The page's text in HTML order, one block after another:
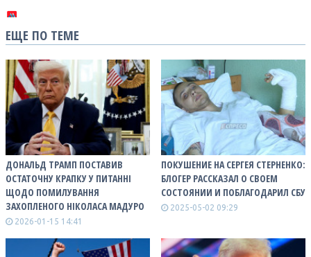
ЕЩЕ ПО ТЕМЕ
ДОНАЛЬД ТРАМП ПОСТАВИВ
ОСТАТОЧНУ КРАПКУ У ПИТАННІ
ЩОДО ПОМИЛУВАННЯ
ЗАХОПЛЕНОГО НІКОЛАСА МАДУРО
2026-01-15 14:41
ПОКУШЕНИЕ НА СЕРГЕЯ СТЕРНЕНКО:
БЛОГЕР РАССКАЗАЛ О СВОЕМ
СОСТОЯНИИ И ПОБЛАГОДАРИЛ СБУ
2025-05-02 09:29